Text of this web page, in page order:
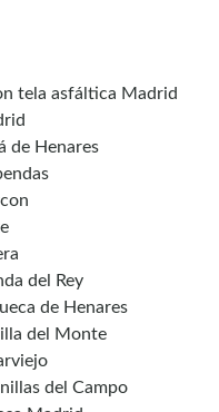
tela asfáltica Madrid
de Henares
del Rey
de Henares
del Monte
del Campo